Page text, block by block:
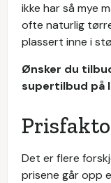
ikke har så mye
ofte naturlig
plassert inne i
Ønsker du
supertilbud på
Det er flere
prisene går opp